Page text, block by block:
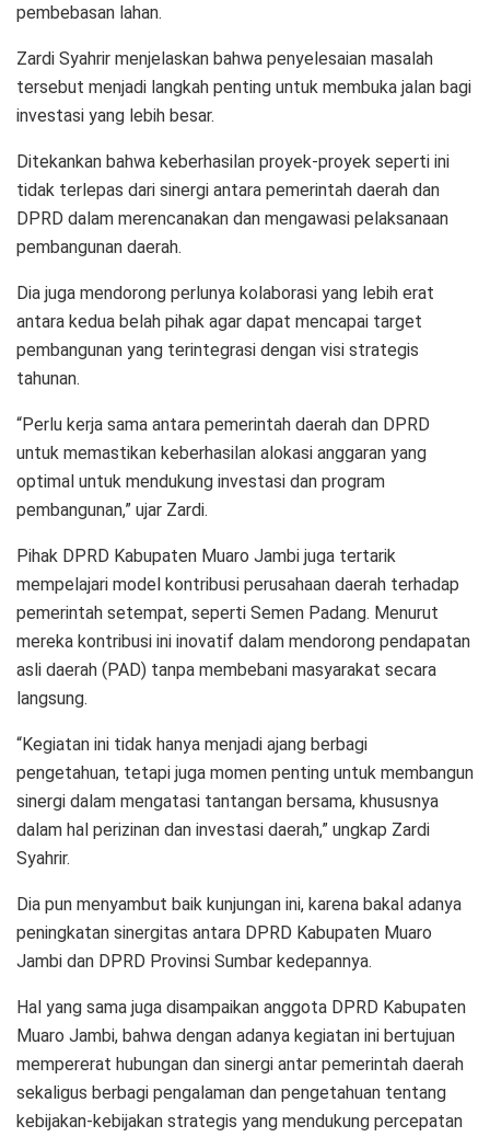
pembebasan lahan.
Zardi Syahrir menjelaskan bahwa penyelesaian masalah
tersebut menjadi langkah penting untuk membuka jalan bagi
investasi yang lebih besar.
Ditekankan bahwa keberhasilan proyek-proyek seperti ini
tidak terlepas dari sinergi antara pemerintah daerah dan
DPRD dalam merencanakan dan mengawasi pelaksanaan
pembangunan daerah.
Dia juga mendorong perlunya kolaborasi yang lebih erat
antara kedua belah pihak agar dapat mencapai target
pembangunan yang terintegrasi dengan visi strategis
tahunan.
“Perlu kerja sama antara pemerintah daerah dan DPRD
untuk memastikan keberhasilan alokasi anggaran yang
optimal untuk mendukung investasi dan program
pembangunan,” ujar Zardi.
Pihak DPRD Kabupaten Muaro Jambi juga tertarik
mempelajari model kontribusi perusahaan daerah terhadap
pemerintah setempat, seperti Semen Padang. Menurut
mereka kontribusi ini inovatif dalam mendorong pendapatan
asli daerah (PAD) tanpa membebani masyarakat secara
langsung.
“Kegiatan ini tidak hanya menjadi ajang berbagi
pengetahuan, tetapi juga momen penting untuk membangun
sinergi dalam mengatasi tantangan bersama, khususnya
dalam hal perizinan dan investasi daerah,” ungkap Zardi
Syahrir.
Dia pun menyambut baik kunjungan ini, karena bakal adanya
peningkatan sinergitas antara DPRD Kabupaten Muaro
Jambi dan DPRD Provinsi Sumbar kedepannya.
Hal yang sama juga disampaikan anggota DPRD Kabupaten
Muaro Jambi, bahwa dengan adanya kegiatan ini bertujuan
mempererat hubungan dan sinergi antar pemerintah daerah
sekaligus berbagi pengalaman dan pengetahuan tentang
kebijakan-kebijakan strategis yang mendukung percepatan